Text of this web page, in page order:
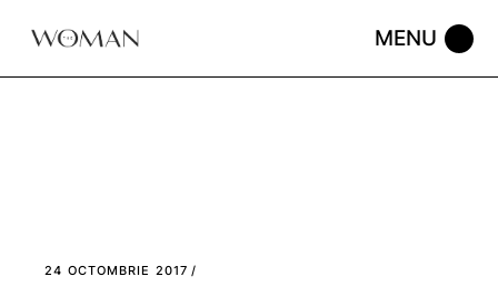
24 OCTOMBRIE 2017